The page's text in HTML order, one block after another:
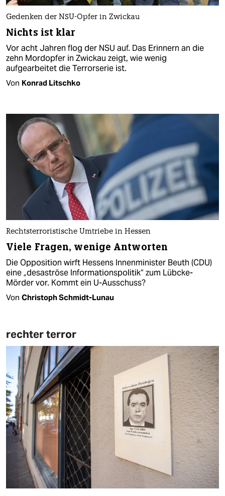
Gedenken der NSU-Opfer in Zwickau
Nichts ist klar
Vor acht Jahren flog der NSU auf. Das Erinnern an die
zehn Mordopfer in Zwickau zeigt, wie wenig
aufgearbeitet die Terrorserie ist.
Von Konrad Litschko
Rechtsterroristische Umtriebe in Hessen
Viele Fragen, wenige Antworten
Die Opposition wirft Hessens Innenminister Beuth (CDU)
eine „desaströse Informationspolitik“ zum Lübcke-
Mörder vor. Kommt ein U-Ausschuss?
Von Christoph Schmidt-Lunau
rechter terror